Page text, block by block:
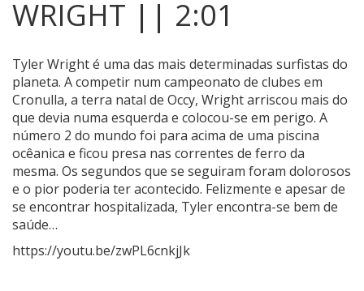
WRIGHT || 2:01
Tyler Wright é uma das mais determinadas surfistas do
planeta. A competir num campeonato de clubes em
Cronulla, a terra natal de Occy, Wright arriscou mais do
que devia numa esquerda e colocou-se em perigo. A
número 2 do mundo foi para acima de uma piscina
ocêanica e ficou presa nas correntes de ferro da
mesma. Os segundos que se seguiram foram dolorosos
e o pior poderia ter acontecido. Felizmente e apesar de
se encontrar hospitalizada, Tyler encontra-se bem de
saúde…
https://youtu.be/zwPL6cnkjJk